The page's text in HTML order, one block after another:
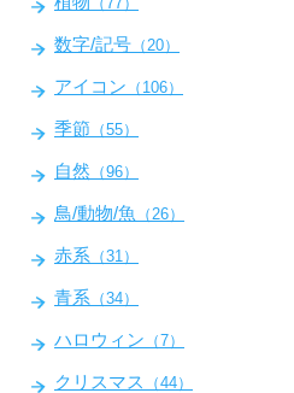
数字/記号 （20）
アイコン （106）
季節 （55）
自然 （96）
鳥/動物/魚 （26）
赤系 （31）
青系 （34）
ハロウィン （7）
クリスマス （44）